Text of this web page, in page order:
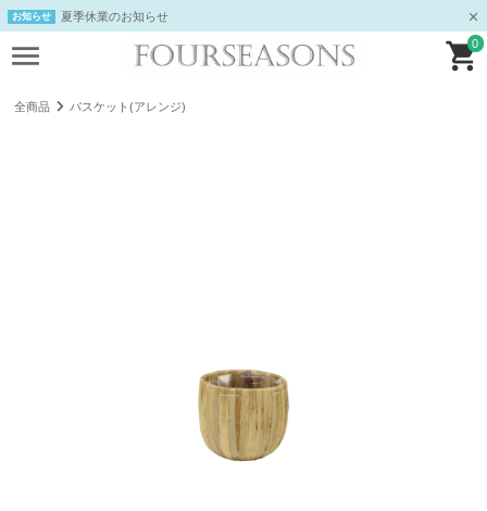
お知らせ 夏季休業のお知らせ
0
全商品 バスケット(アレンジ)